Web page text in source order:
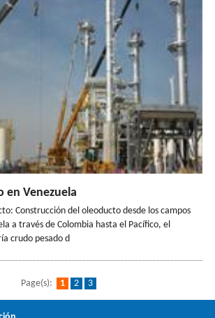
en Venezuela
Construcción del oleoducto desde los campos
a través de Colombia hasta el Pacífico, el
crudo pesado d
Page(s): 1 2 3